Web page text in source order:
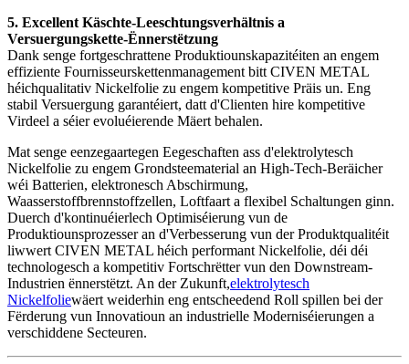
5. Excellent Käschte-Leeschtungsverhältnis a
Versuergungskette-Ënnerstëtzung
Dank senge fortgeschrattene Produktiounskapazitéiten an engem
effiziente Fournisseurskettenmanagement bitt CIVEN METAL
héichqualitativ Nickelfolie zu engem kompetitive Präis un. Eng
stabil Versuergung garantéiert, datt d'Clienten hire kompetitive
Virdeel a séier evoluéierende Mäert behalen.
Mat senge eenzegaartegen Eegeschaften ass d'elektrolytesch
Nickelfolie zu engem Grondsteematerial an High-Tech-Beräicher
wéi Batterien, elektronesch Abschirmung,
Waasserstoffbrennstoffzellen, Loftfaart a flexibel Schaltungen ginn.
Duerch d'kontinuéierlech Optimiséierung vun de
Produktiounsprozesser an d'Verbesserung vun der Produktqualitéit
liwwert CIVEN METAL héich performant Nickelfolie, déi déi
technologesch a kompetitiv Fortschrëtter vun den Downstream-
Industrien ënnerstëtzt. An der Zukunft,elektrolytesch
Nickelfoliewäert weiderhin eng entscheedend Roll spillen bei der
Fërderung vun Innovatioun an industrielle Moderniséierungen a
verschiddene Secteuren.